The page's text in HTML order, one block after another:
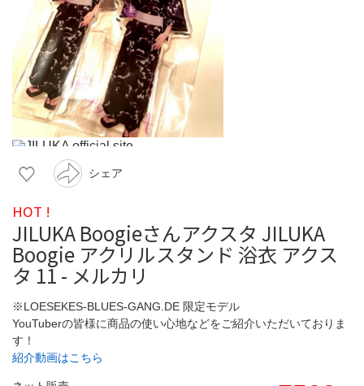
シェア
HOT !
JILUKA Boogieさんアクスタ JILUKA
Boogie アクリルスタンド 浴衣 アクス
タ 11 - メルカリ
※LOESEKES-BLUES-GANG.DE 限定モデル
YouTuberの皆様に商品の使い心地などをご紹介いただいておりま
す！
紹介動画はこちら